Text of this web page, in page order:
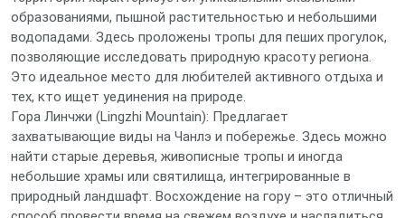
образованиями, пышной растительностью и небольшими
водопадами. Здесь проложены тропы для пеших прогулок,
позволяющие исследовать природную красоту региона.
Это идеальное место для любителей активного отдыха и
тех, кто ищет уединения на природе.
Гора Линчжи (Lingzhi Mountain): Предлагает
захватывающие виды на Чанлэ и побережье. Здесь можно
найти старые деревья, живописные тропы и иногда
небольшие храмы или святилища, интегрированные в
природный ландшафт. Восхождение на гору – это отличный